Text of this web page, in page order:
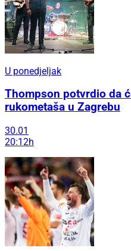
U ponedjeljak
Thompson potvrdio da
rukometaša u Zagrebu
30.01
20:12h